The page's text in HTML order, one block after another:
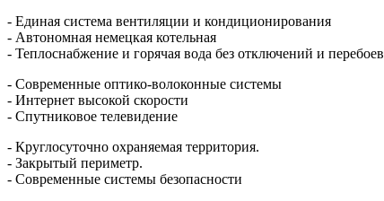
- Единая система вентиляции и кондиционирования
- Автономная немецкая котельная
- Теплоснабжение и горячая вода без отключений и перебоев
- Современные оптико-волоконные системы
- Интернет высокой скорости
- Спутниковое телевидение
- Круглосуточно охраняемая территория.
- Закрытый периметр.
- Современные системы безопасности